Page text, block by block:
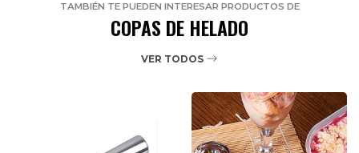
TAMBIÉN TE PUEDEN INTERESAR PRODUCTOS DE
COPAS DE HELADO
VER TODOS